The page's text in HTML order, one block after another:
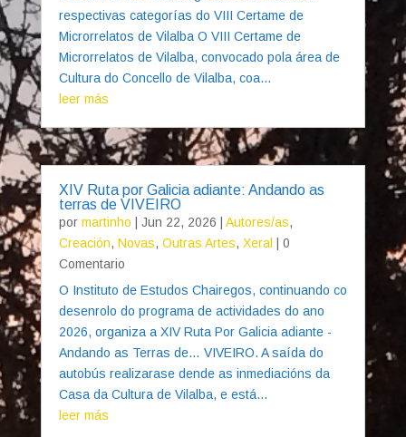
respectivas categorías do VIII Certame de
Microrrelatos de Vilalba O VIII Certame de
Microrrelatos de Vilalba, convocado pola área de
Cultura do Concello de Vilalba, coa...
leer más
XIV Ruta por Galicia adiante: Andando as
terras de VIVEIRO
por martinho Jun 22, 2026 Autores/as,
Creación, Novas, Outras Artes, Xeral
| 0
Comentario
O Instituto de Estudos Chairegos, continuando co
desenrolo do programa de actividades do ano
2026, organiza a XIV Ruta Por Galicia adiante -
Andando as Terras de… VIVEIRO. A saída do
autobús realizarase dende as inmediacións da
Casa da Cultura de Vilalba, e está...
leer más